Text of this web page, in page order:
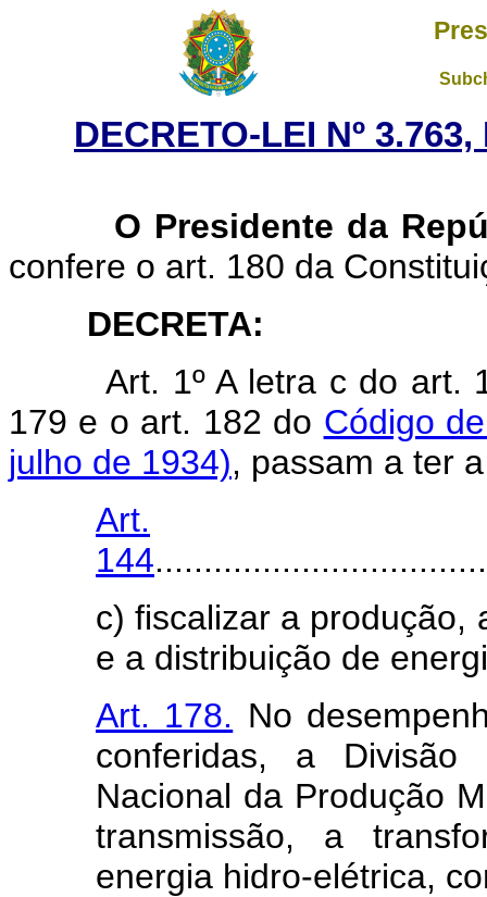
DECRETO-LEI Nº
O Presidente da
confere o art. 180 da
DECRETA:
Art. 1º A letra c do art.
179 e o art. 182 do Código
julho de 1934), passam a ter
Art.
144
c) fiscalizar a produção,
e a distribuição de
Art. 178. No
conferidas, a Divisão
Nacional da Produção
transmissão, a
energia hidro-elétrica,